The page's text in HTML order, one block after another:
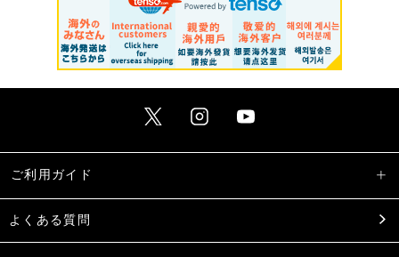
ご利用ガイド
よくある質問